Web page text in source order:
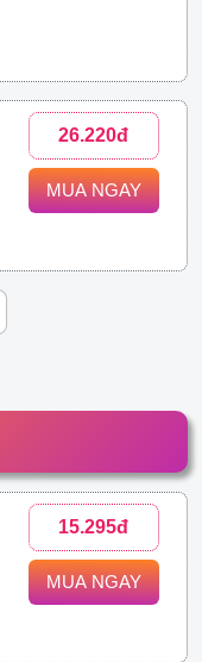
26.220đ
MUA NGAY
15.295đ
MUA NGAY